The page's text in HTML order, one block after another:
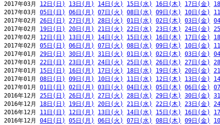
2017年03月 12日(日) 13日(月) 14日(火) 15日(水) 16日(木) 17日(金)
2017年03月 05日(日) 06日(月) 07日(火) 08日(水) 09日(木) 10日(金)
2017年02月 26日(日) 27日(月) 28日(火) 01日(水) 02日(木) 03日(金)
2017年02月 19日(日) 20日(月) 21日(火) 22日(水) 23日(木) 24日(金)
2017年02月 12日(日) 13日(月) 14日(火) 15日(水) 16日(木) 17日(金)
2017年02月 05日(日) 06日(月) 07日(火) 08日(水) 09日(木) 10日(金)
2017年01月 29日(日) 30日(月) 31日(火) 01日(水) 02日(木) 03日(金)
2017年01月 22日(日) 23日(月) 24日(火) 25日(水) 26日(木) 27日(金)
2017年01月 15日(日) 16日(月) 17日(火) 18日(水) 19日(木) 20日(金)
2017年01月 08日(日) 09日(月) 10日(火) 11日(水) 12日(木) 13日(金)
2017年01月 01日(日) 02日(月) 03日(火) 04日(水) 05日(木) 06日(金)
2016年12月 25日(日) 26日(月) 27日(火) 28日(水) 29日(木) 30日(金)
2016年12月 18日(日) 19日(月) 20日(火) 21日(水) 22日(木) 23日(金)
2016年12月 11日(日) 12日(月) 13日(火) 14日(水) 15日(木) 16日(金)
2016年12月 04日(日) 05日(月) 06日(火) 07日(水) 08日(木) 09日(金)